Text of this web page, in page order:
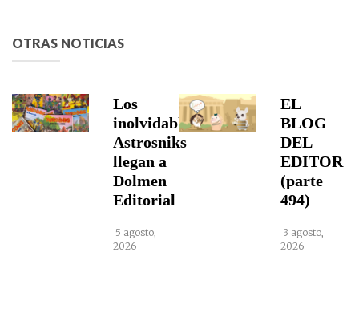
OTRAS NOTICIAS
Los
inolvidables
Astrosniks
llegan a
Dolmen
Editorial
5 agosto,
2026
EL
BLOG
DEL
EDITOR
(parte
494)
3 agosto,
2026